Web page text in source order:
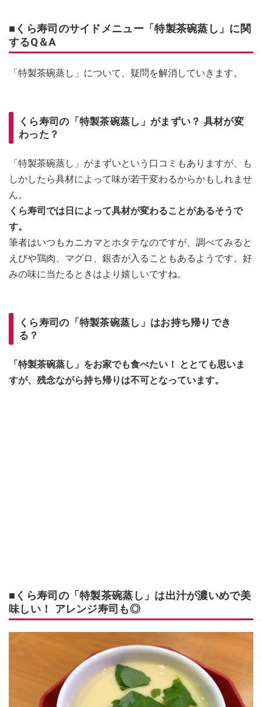
■くら寿司のサイドメニュー「特製茶碗蒸し」に関
するQ＆A
「特製茶碗蒸し」について、疑問を解消していきます。
くら寿司の「特製茶碗蒸し」がまずい？ 具材が変
わった？
「特製茶碗蒸し」がまずいという口コミもありますが、も
しかしたら具材によって味が若干変わるからかもしれませ
ん。
くら寿司では日によって具材が変わることがあるそうで
す。
筆者はいつもカニカマとホタテなのですが、調べてみると
えびや鶏肉、マグロ、銀杏が入ることもあるようです。好
みの味に当たるときはより嬉しいですね。
くら寿司の「特製茶碗蒸し」はお持ち帰りでき
る？
「特製茶碗蒸し」をお家でも食べたい！ ととても思いま
すが、残念ながら持ち帰りは不可となっています。
■くら寿司の「特製茶碗蒸し」は出汁が濃いめで美
味しい！ アレンジ寿司も◎